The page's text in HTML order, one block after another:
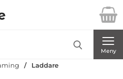
Danira Telecom AB
Meny
Laddare